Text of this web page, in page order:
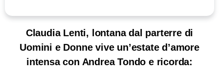
Claudia Lenti, lontana dal parterre di
Uomini e Donne vive un’estate d’amore
intensa con Andrea Tondo e ricorda: